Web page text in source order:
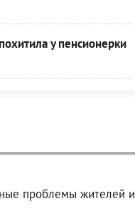
у пенсионерки
проблемы жителей и